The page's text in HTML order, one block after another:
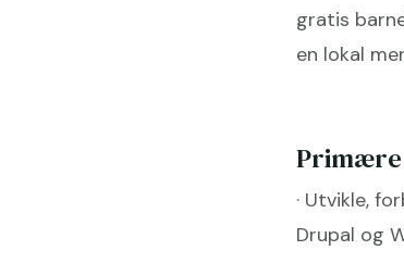
gratis
en lokal
Primære
· Utvikle,
Drupal og